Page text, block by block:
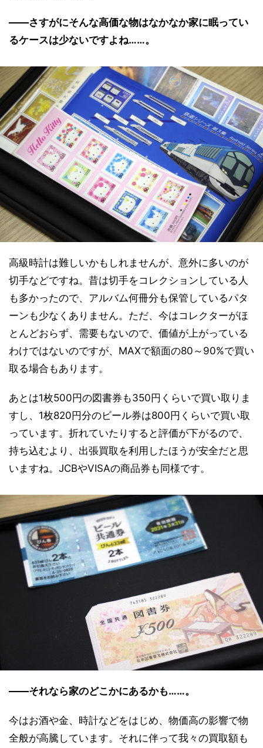
――さすがにそんな高価な物はなかなか家に眠ってい
るケースは少ないですよね……。
高級時計は難しいかもしれませんが、意外に多いのが
切手などですね。昔は切手をコレクションしている人
も多かったので、アルバム何冊分も保管しているパタ
ーンも少なくありません。ただ、今はコレクターがほ
とんどおらず、需要もないので、価値が上がっている
わけではないのですが、MAXで額面の80～90%で買い
取る場合もあります。
あとは1枚500円の図書券も350円くらいで買い取りま
すし、1枚820円分のビール券は800円くらいで買い取
っています。折れていたりすると評価が下がるので、
持ち込むより、出張買取を利用したほうが安全だと思
いますね。JCBやVISAの商品券も同様です。
――それなら家のどこかにあるかも……。
今はお酒や金、時計などをはじめ、物価高の影響で物
全般が高騰しています。それに伴って我々の買取額も